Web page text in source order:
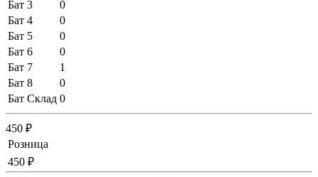
Бат 3
0
Бат 4
0
Бат 5
0
Бат 6
0
Бат 7
1
Бат 8
0
Бат Склад 0
450 ₽
Розница
450 ₽